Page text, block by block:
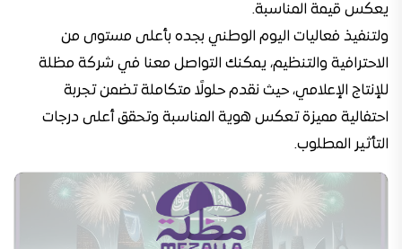
يعكس قيمة المناسبة.
ولتنفيذ فعاليات اليوم الوطني بجده بأعلى مستوى من
الاحترافية والتنظيم، يمكنك التواصل معنا في شركة مظلة
للإنتاج الإعلامي، حيث نقدم حلولًا متكاملة تضمن تجربة
احتفالية مميزة تعكس هوية المناسبة وتحقق أعلى درجات
التأثير المطلوب.